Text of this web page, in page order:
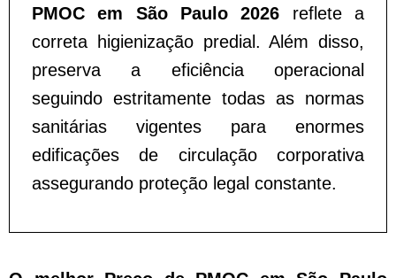
PMOC em São Paulo 2026 reflete a
correta higienização predial. Além disso,
preserva a eficiência operacional
seguindo estritamente todas as normas
sanitárias vigentes para enormes
edificações de circulação corporativa
assegurando proteção legal constante.